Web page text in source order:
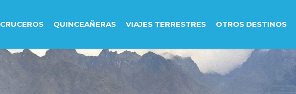
CRUCEROS QUINCEAÑERAS VIAJES TERRESTRES OTROS DESTINOS